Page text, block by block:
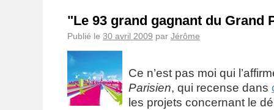
"Le 93 grand gagnant du
Publié le 30 avril 2009 par Jérôme
Ce n’est pas moi qui
Parisien, qui recense dans
les projets concernant le